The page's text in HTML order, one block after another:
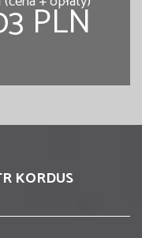
PLN
KORDUS